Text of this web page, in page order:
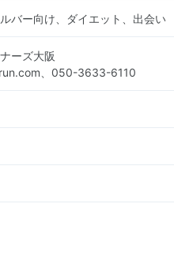
バー向け、ダイエット、出会い
ーズ大阪
、050-3633-6110